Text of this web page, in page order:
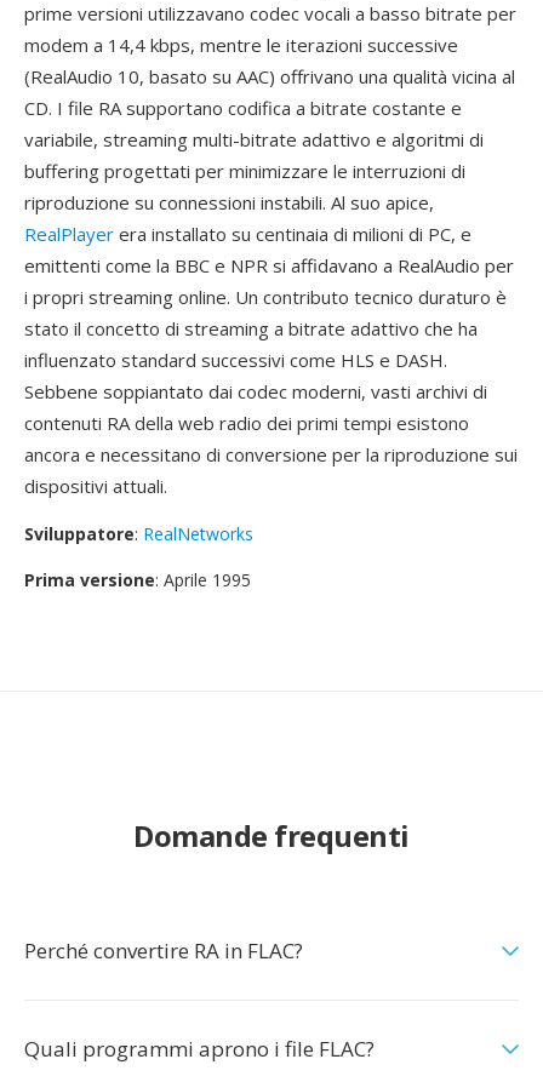
prime versioni utilizzavano codec vocali a basso bitrate per
modem a 14,4 kbps, mentre le iterazioni successive
(RealAudio 10, basato su AAC) offrivano una qualità vicina al
CD. I file RA supportano codifica a bitrate costante e
variabile, streaming multi-bitrate adattivo e algoritmi di
buffering progettati per minimizzare le interruzioni di
riproduzione su connessioni instabili. Al suo apice,
RealPlayer era installato su centinaia di milioni di PC, e
emittenti come la BBC e NPR si affidavano a RealAudio per
i propri streaming online. Un contributo tecnico duraturo è
stato il concetto di streaming a bitrate adattivo che ha
influenzato standard successivi come HLS e DASH.
Sebbene soppiantato dai codec moderni, vasti archivi di
contenuti RA della web radio dei primi tempi esistono
ancora e necessitano di conversione per la riproduzione sui
dispositivi attuali.
Sviluppatore: RealNetworks
Prima versione: Aprile 1995
Domande frequenti
Perché convertire RA in FLAC?
Quali programmi aprono i file FLAC?